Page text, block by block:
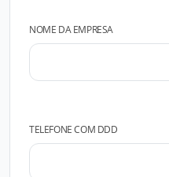
NOME DA EMPRESA
TELEFONE COM DDD